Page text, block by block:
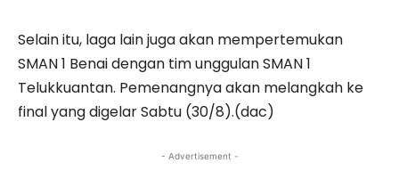
Selain itu, laga lain juga akan mempertemukan
SMAN 1 Benai dengan tim unggulan SMAN 1
Telukkuantan. Pemenangnya akan melangkah ke
final yang digelar Sabtu (30/8).(dac)
- Advertisement -